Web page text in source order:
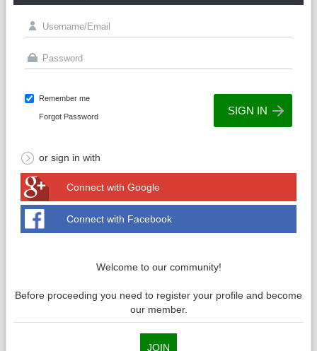
Remember me
Forgot Password
or sign in with
Connect with Google
Connect with Facebook
Welcome to our community!
Before proceeding you need to register your profile and become
our member.
JOIN